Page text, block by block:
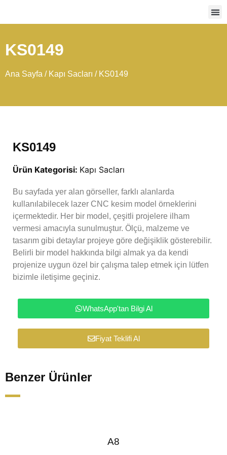
KS0149
Ana Sayfa / Kapı Sacları / KS0149
KS0149
Ürün Kategorisi: Kapı Sacları
Bu sayfada yer alan görseller, farklı alanlarda
kullanılabilecek lazer CNC kesim model örneklerini
içermektedir. Her bir model, çeşitli projelere ilham
vermesi amacıyla sunulmuştur. Ölçü, malzeme ve
tasarım gibi detaylar projeye göre değişiklik gösterebilir.
Belirli bir model hakkında bilgi almak ya da kendi
projenize uygun özel bir çalışma talep etmek için lütfen
bizimle iletişime geçiniz.
WhatsApp'tan Bilgi Al
Fiyat Teklifi Al
Benzer Ürünler
A8